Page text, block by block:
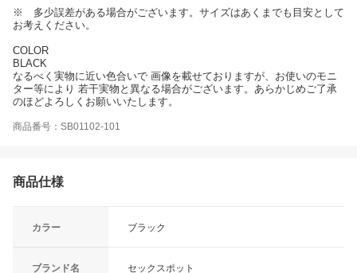
※ 多少誤差がある場合がございます。サイズはあくまでも目安として
お考えください。
COLOR
BLACK
なるべく実物に近い色合いで 画像を載せておりますが、お使いのモニ
ター等により 若干実物と異なる場合がございます。あらかじめご了承
のほどよろしくお願いいたします。
商品番号：SB01102-101
商品仕様
カラー ブラック
ブランド名 セックスポット